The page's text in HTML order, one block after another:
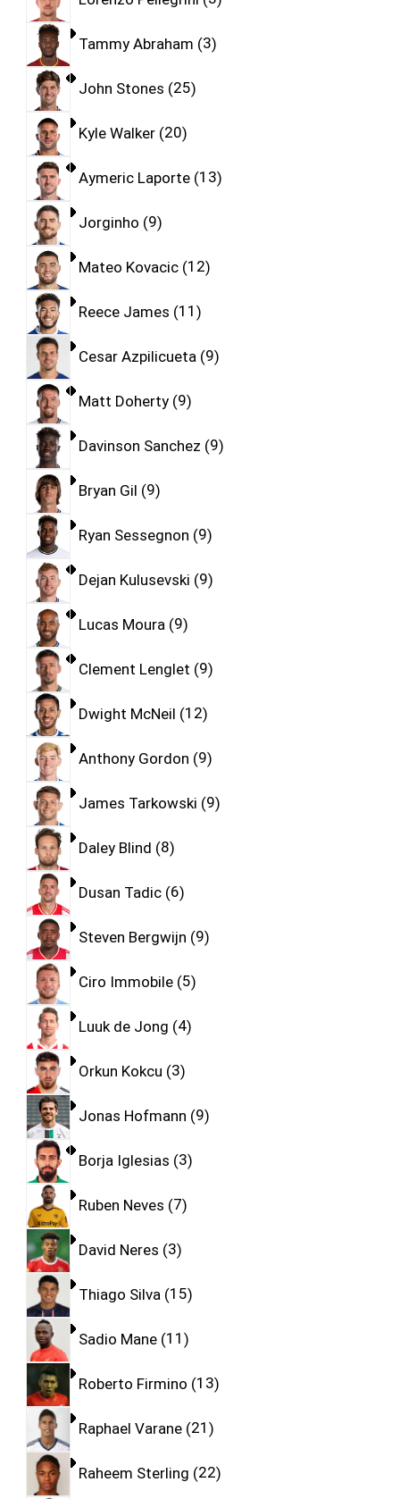
Tammy Abraham 3
John Stones 25
Kyle Walker 20
Aymeric Laporte 13
Jorginho 9
Mateo Kovacic 12
Reece James 11
Cesar Azpilicueta 9
Matt Doherty 9
Davinson Sanchez 9
Bryan Gil 9
Ryan Sessegnon 9
Dejan Kulusevski 9
Lucas Moura 9
Clement Lenglet 9
Dwight McNeil 12
Anthony Gordon 9
James Tarkowski 9
Daley Blind 8
Dusan Tadic 6
Steven Bergwijn 9
Ciro Immobile 5
Luuk de Jong 4
Orkun Kokcu 3
Jonas Hofmann 9
Borja Iglesias 3
Ruben Neves 7
David Neres 3
Thiago Silva 15
Sadio Mane 11
Roberto Firmino 13
Raphael Varane 21
Raheem Sterling 22